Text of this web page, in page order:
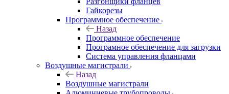
Гайкорезы
Программное обеспечение
Назад
Программное обеспечение
Програмное обеспечение для загрузки
Система управления фланцами
Воздушные магистрали
Назад
Воздушные магистрали